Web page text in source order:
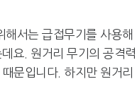
서는 급접무기를 사용해
요. 원거리 무기의 공격력
문입니다. 하지만 원거리